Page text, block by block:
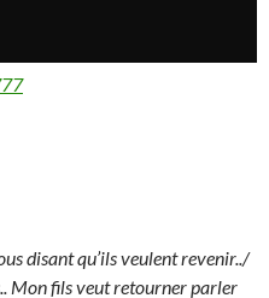
disant qu’ils veulent revenir../
Mon fils veut retourner parler